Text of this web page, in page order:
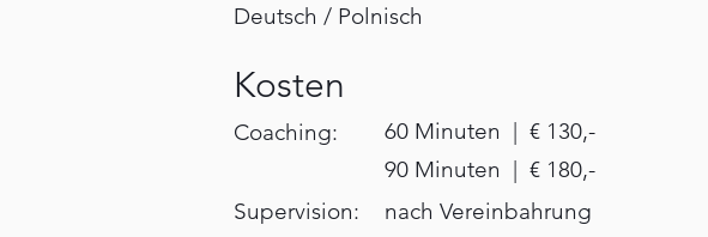
Deutsch / Polnisch
Kosten
Coaching:
Supervision:
60 Minuten | € 130,-
90 Minuten | € 180,-
nach Vereinbahrung